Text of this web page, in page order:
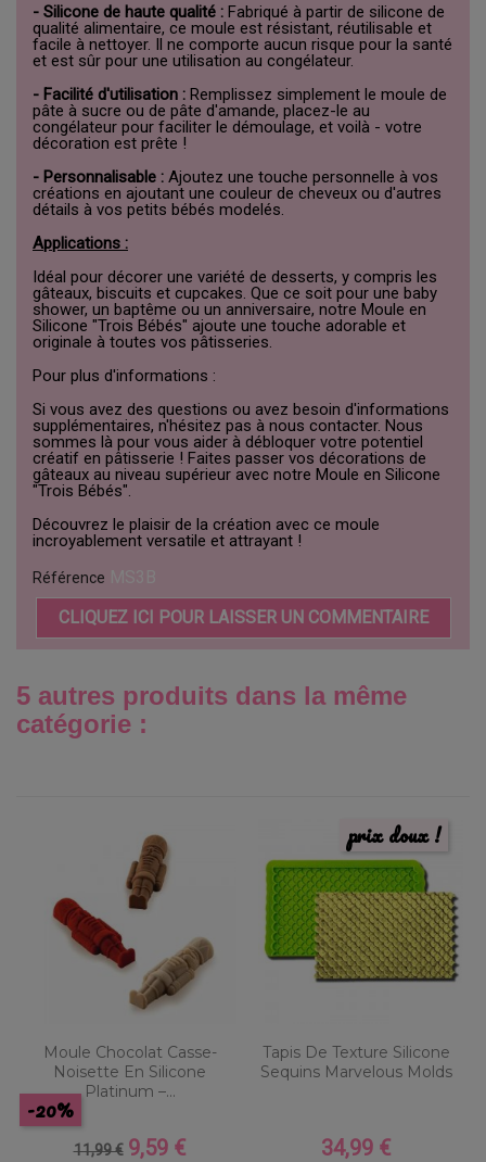
- Silicone de haute qualité : Fabriqué à partir de silicone de
qualité alimentaire, ce moule est résistant, réutilisable et
facile à nettoyer. Il ne comporte aucun risque pour la santé
et est sûr pour une utilisation au congélateur.
- Facilité d'utilisation : Remplissez simplement le moule de
pâte à sucre ou de pâte d'amande, placez-le au
congélateur pour faciliter le démoulage, et voilà - votre
décoration est prête !
- Personnalisable : Ajoutez une touche personnelle à vos
créations en ajoutant une couleur de cheveux ou d'autres
détails à vos petits bébés modelés.
Applications :
Idéal pour décorer une variété de desserts, y compris les
gâteaux, biscuits et cupcakes. Que ce soit pour une baby
shower, un baptême ou un anniversaire, notre Moule en
Silicone "Trois Bébés" ajoute une touche adorable et
originale à toutes vos pâtisseries.
Pour plus d'informations :
Si vous avez des questions ou avez besoin d'informations
supplémentaires, n'hésitez pas à nous contacter. Nous
sommes là pour vous aider à débloquer votre potentiel
créatif en pâtisserie ! Faites passer vos décorations de
gâteaux au niveau supérieur avec notre Moule en Silicone
"Trois Bébés".
Découvrez le plaisir de la création avec ce moule
incroyablement versatile et attrayant !
Référence
CLIQUEZ ICI POUR LAISSER UN COMMENTAIRE
5 autres produits dans la même
catégorie :
Moule Chocolat Casse-
Noisette En Silicone
Platinum –...
Prix
11,99 €
-20%
Prix
9,59 €
Tapis De Texture Silicone
Sequins Marvelous Molds
Prix
34,99 €
prix doux !